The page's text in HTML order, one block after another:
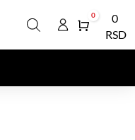
0
0
RSD